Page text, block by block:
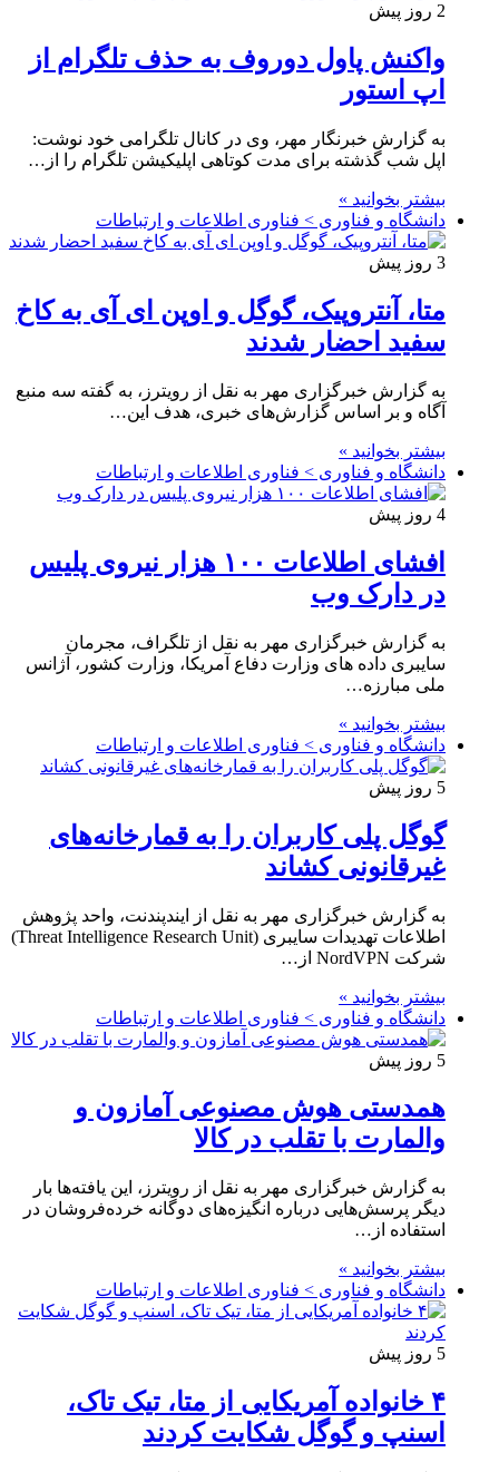
2 روز پیش
واکنش پاول دوروف به حذف تلگرام از
اپ استور
به گزارش خبرنگار مهر، وی در کانال تلگرامی خود نوشت:
اپل شب گذشته برای مدت کوتاهی اپلیکیشن تلگرام را از…
بیشتر بخوانید »
دانشگاه و فناوری > فناوری اطلاعات و ارتباطات
3 روز پیش
متا، آنتروپیک، گوگل و اوپن ای آی به کاخ
سفید احضار شدند
به گزارش خبرگزاری مهر به نقل از رویترز، به گفته سه منبع
آگاه و بر اساس گزارش‌های خبری، هدف این…
بیشتر بخوانید »
دانشگاه و فناوری > فناوری اطلاعات و ارتباطات
4 روز پیش
افشای اطلاعات ۱۰۰ هزار نیروی پلیس
در دارک وب
به گزارش خبرگزاری مهر به نقل از تلگراف، مجرمان
سایبری داده های وزارت دفاع آمریکا، وزارت کشور، آژانس
ملی مبارزه…
بیشتر بخوانید »
دانشگاه و فناوری > فناوری اطلاعات و ارتباطات
5 روز پیش
گوگل پلی کاربران را به قمارخانه‌های
غیرقانونی کشاند
به گزارش خبرگزاری مهر به نقل از ایندپندنت، واحد پژوهش
اطلاعات تهدیدات سایبری (Threat Intelligence Research Unit)
شرکت NordVPN از…
بیشتر بخوانید »
دانشگاه و فناوری > فناوری اطلاعات و ارتباطات
5 روز پیش
همدستی هوش مصنوعی آمازون و
والمارت با تقلب در کالا
به گزارش خبرگزاری مهر به نقل از رویترز، این یافته‌ها بار
دیگر پرسش‌هایی درباره انگیزه‌های دوگانه خرده‌فروشان در
استفاده از…
بیشتر بخوانید »
دانشگاه و فناوری > فناوری اطلاعات و ارتباطات
5 روز پیش
۴ خانواده آمریکایی از متا، تیک تاک،
اسنپ و گوگل شکایت کردند